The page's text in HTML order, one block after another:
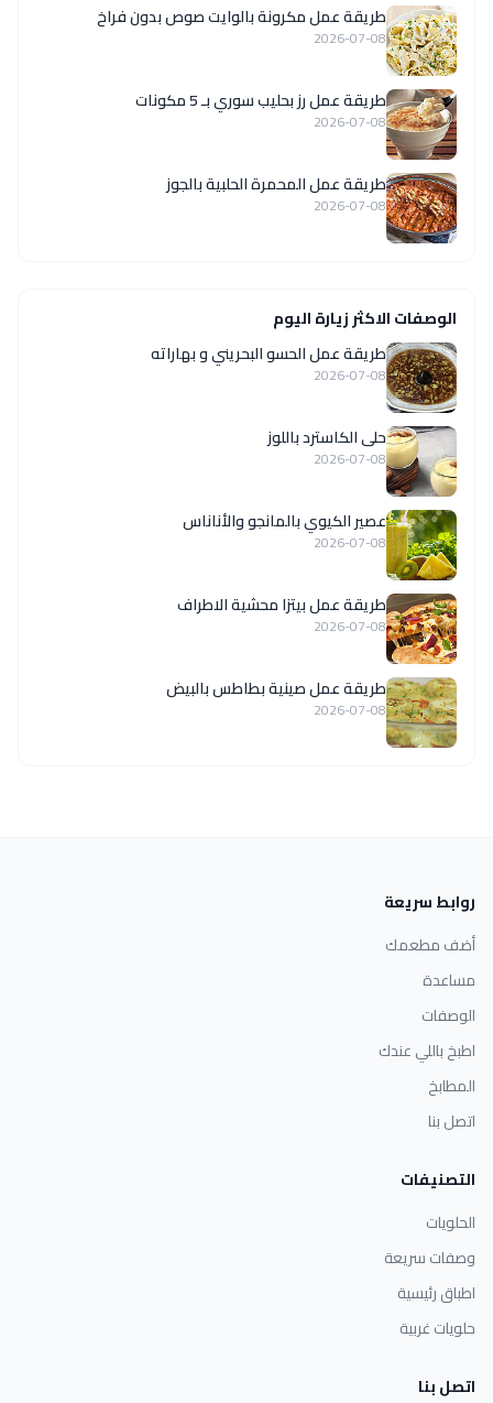
طريقة عمل مكرونة بالوايت صوص بدون فراخ
2026-07-08
طريقة عمل رز بحليب سوري بـ 5 مكونات
2026-07-08
طريقة عمل المحمرة الحلبية بالجوز
2026-07-08
الوصفات الاكثر زيارة اليوم
طريقة عمل الحسو البحريني و بهاراته
2026-07-08
حلى الكاسترد باللوز
2026-07-08
عصير الكيوي بالمانجو والأناناس
2026-07-08
طريقة عمل بيتزا محشية الاطراف
2026-07-08
طريقة عمل صينية بطاطس بالبيض
2026-07-08
روابط سريعة
أضف مطعمك
مساعدة
الوصفات
اطبخ باللي عندك
المطابخ
اتصل بنا
التصنيفات
الحلويات
وصفات سريعة
اطباق رئيسية
حلويات غربية
اتصل بنا